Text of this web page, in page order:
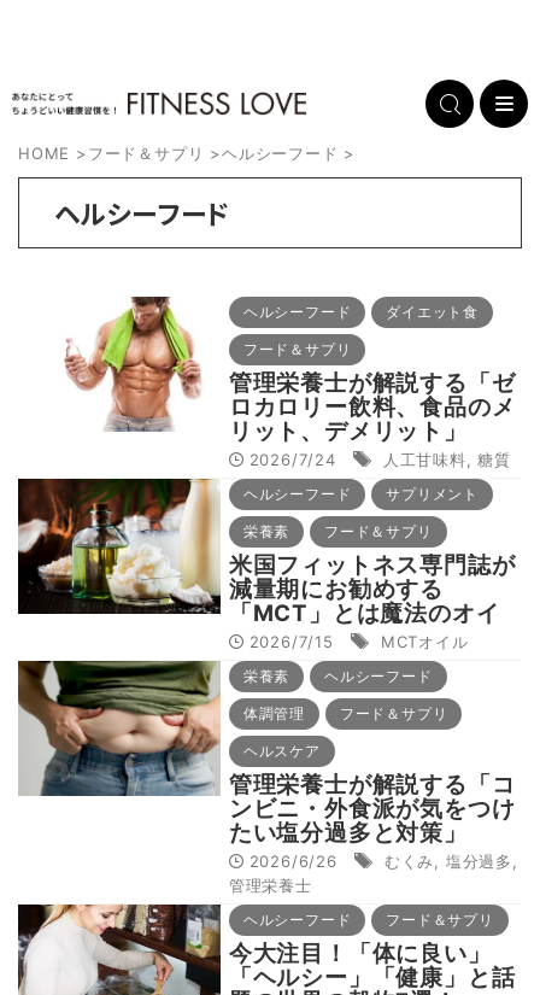
HOME >フード＆サプリ >ヘルシーフード >
ヘルシーフード
ヘルシーフード ダイエット食
フード＆サプリ
管理栄養士が解説する「ゼ
ロカロリー飲料、食品のメ
リット、デメリット」
2026/7/24 人工甘味料 ,糖質
ヘルシーフード サプリメント
栄養素 フード＆サプリ
米国フィットネス専門誌が
減量期にお勧めする
「MCT」とは魔法のオイ
ルなのか？
2026/7/15 MCTオイル
栄養素 ヘルシーフード
体調管理 フード＆サプリ
ヘルスケア
管理栄養士が解説する「コ
ンビニ・外食派が気をつけ
たい塩分過多と対策」
2026/6/26 むくみ 塩分過多
管理栄養士
ヘルシーフード フード＆サプリ
今大注目！「体に良い」
「ヘルシー」「健康」と話